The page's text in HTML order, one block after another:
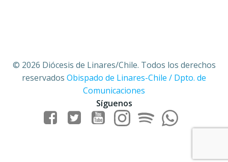
© 2026 Diócesis de Linares/Chile. Todos los derechos
reservados Obispado de Linares-Chile / Dpto. de
Comunicaciones
Síguenos